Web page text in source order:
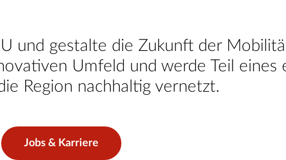
und gestalte die Zukunft der
Umfeld und werde Teil eines
Region nachhaltig vernetzt.
Jobs & Karriere